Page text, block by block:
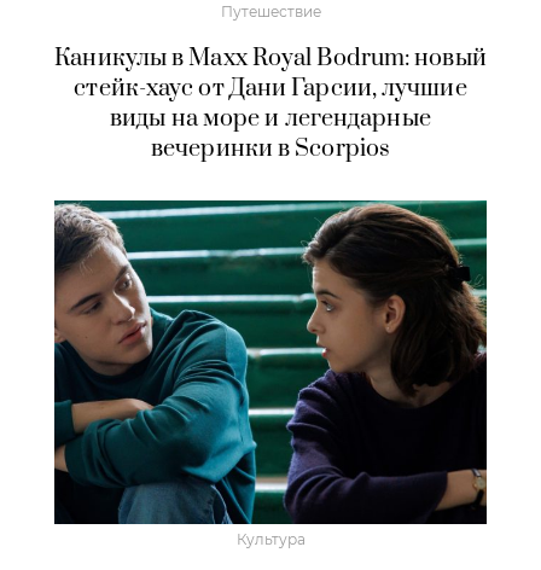
Путешествие
Каникулы в Maxx Royal Bodrum: новый
стейк-хаус от Дани Гарсии, лучшие
виды на море и легендарные
вечеринки в Scorpios
Культура